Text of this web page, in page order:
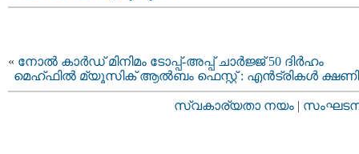
« നോൽ കാർഡ് മിനിമം ടോപ്പ്-അപ്പ് ചാർജ്ജ് 50 ദിർഹം
മെഹ്ഫിൽ മ്യൂസിക് ആൽബം ഫെസ്റ്റ് : എൻട്രികൾ
സ്വകാര്യതാ നയം |